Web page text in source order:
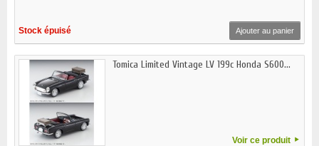
Stock épuisé Ajouter au panier
Tomica Limited Vintage LV 199c Honda S600...
Voir ce produit